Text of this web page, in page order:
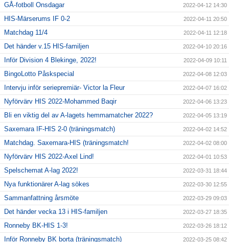
GÅ-fotboll Onsdagar 2022-04-12 14:30
HIS-Märserums IF 0-2 2022-04-11 20:50
Matchdag 11/4 2022-04-11 12:18
Det händer v.15 HIS-familjen 2022-04-10 20:16
Inför Division 4 Blekinge, 2022! 2022-04-09 10:11
BingoLotto Påskspecial 2022-04-08 12:03
Intervju inför seriepremiär- Victor la Fleur 2022-04-07 16:02
Nyförvärv HIS 2022-Mohammed Baqir 2022-04-06 13:23
Bli en viktig del av A-lagets hemmamatcher 2022? 2022-04-05 13:19
Saxemara IF-HIS 2-0 (träningsmatch) 2022-04-02 14:52
Matchdag. Saxemara-HIS (träningsmatch! 2022-04-02 08:00
Nyförvärv HIS 2022-Axel Lind! 2022-04-01 10:53
Spelschemat A-lag 2022! 2022-03-31 18:44
Nya funktionärer A-lag sökes 2022-03-30 12:55
Sammanfattning årsmöte 2022-03-29 09:03
Det händer vecka 13 i HIS-familjen 2022-03-27 18:35
Ronneby BK-HIS 1-3! 2022-03-26 18:12
Inför Ronneby BK borta (träningsmatch) 2022-03-25 08:42